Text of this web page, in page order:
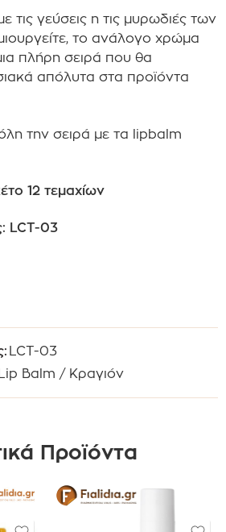
τις γεύσεις η τις μυρωδιές των
το ανάλογο χρώμα
πλήρη σειρά που θα
απόλυτα στα προϊόντα
την σειρά με τα lipbalm
12 τεμαχίων
LCT-03
LCT-03
Balm / Κραγιόν
Προϊόντα